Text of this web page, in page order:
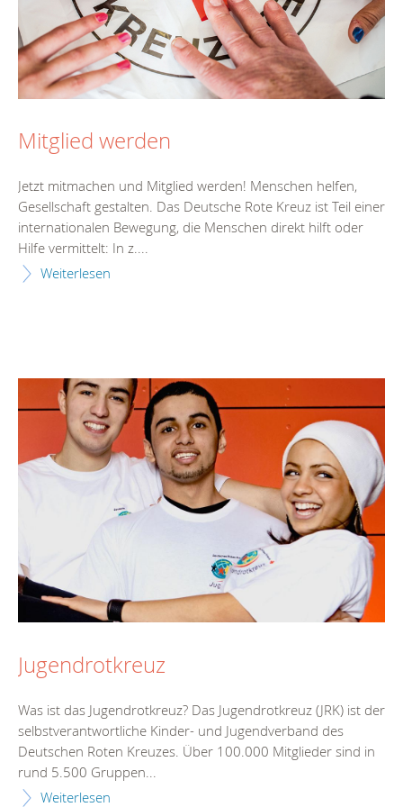
Mitglied werden
Jetzt mitmachen und Mitglied werden! Menschen helfen,
Gesellschaft gestalten. Das Deutsche Rote Kreuz ist Teil einer
internationalen Bewegung, die Menschen direkt hilft oder
Hilfe vermittelt: In z....
Weiterlesen
Jugendrotkreuz
Was ist das Jugendrotkreuz? Das Jugendrotkreuz (JRK) ist der
selbstverantwortliche Kinder- und Jugendverband des
Deutschen Roten Kreuzes. Über 100.000 Mitglieder sind in
rund 5.500 Gruppen...
Weiterlesen